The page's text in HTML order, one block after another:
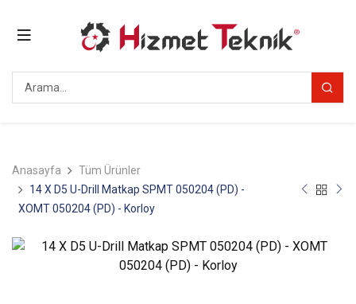
Anasayfa
Tüm Ürünler
14 X D5 U-Drill Matkap SPMT 050204 (PD) -
XOMT 050204 (PD) - Korloy